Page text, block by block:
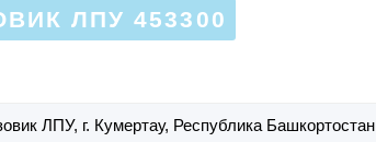
ЛПУ 453300
ЛПУ, г. Кумертау, Республика Башкортостан